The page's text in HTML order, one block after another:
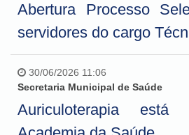
Abertura Processo
servidores do cargo
30/06/2026 11:06
Secretaria Municipal de Saúde
Auriculoterapia está